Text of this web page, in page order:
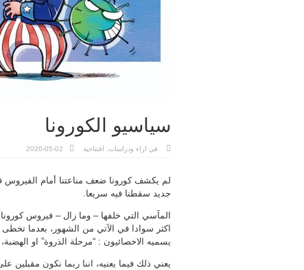
سياسيو الكورونا
في اراء ودراسات افتتاحية 2020-05-02
لم يكشف كورونا ضعف مناعتنا أمام الفيروس
جديد سقطنا فيه سريعا.
المآسي التي خلفها – وما زال – فيروس
اكثر سوادا في الآتي من الشهور، بعدما
يسميه الاخصائيون : “مرحلة الذروة” او
يعني ذلك فيما يعنيه، اننا ربما نكون مقبلين